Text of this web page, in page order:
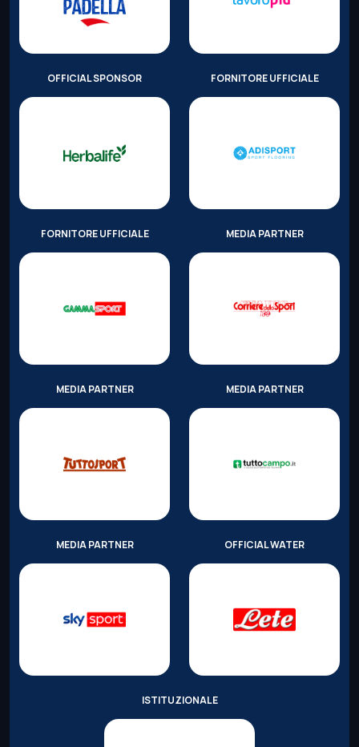
OFFICIAL SPONSOR FORNITORE UFFICIALE
FORNITORE UFFICIALE MEDIA PARTNER
MEDIA PARTNER MEDIA PARTNER
MEDIA PARTNER OFFICIAL WATER
ISTITUZIONALE